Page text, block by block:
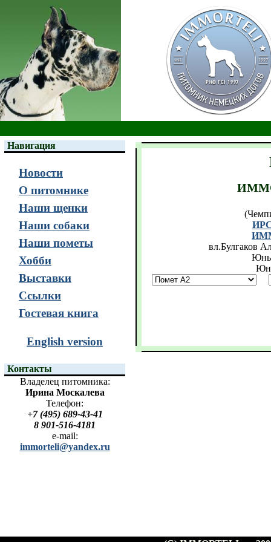
Навигация
Новости
О питомнике
Наши щенки
Наши собаки
Наши пометы
Хобби
Выставки
Ссылки
Гостевая книга
English version
Контакты
Владелец питомника:
Ирина Москалева
Телефон:
+7 (495) 689-43-41
8 901-516-4181
e-mail:
immorteli@yandex.ru
вл.Булгаков